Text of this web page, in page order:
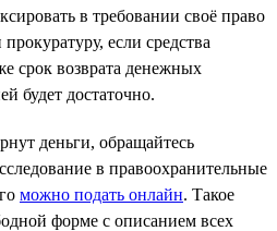
в требовании своё право
если средства
срок возврата денежных
будет достаточно.
деньги, обращайтесь
в правоохранительные
можно подать онлайн. Такое
форме с описанием всех